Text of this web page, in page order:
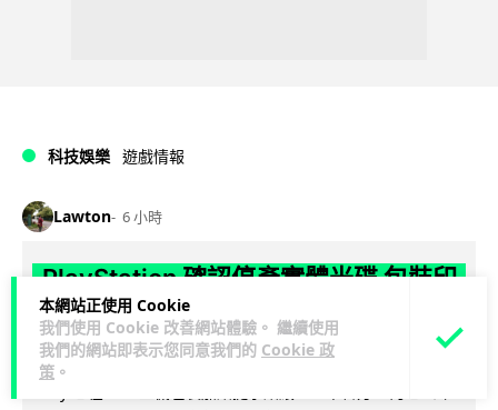
本網站正使用 Cookie
我們使用 Cookie 改善網站體驗。 繼續使用
我們的網站即表示您同意我們的 Cookie 政
策 。
科技娛樂 遊戲情報
Lawton 6 小時
PlayStation 確認停產實體光碟 包裝印
出重要通告 2028 年 1 月後不出光碟遊
戲